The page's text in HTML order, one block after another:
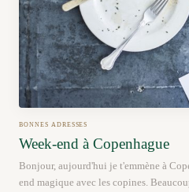
BONNES ADRESSES
Week-end à Copenhague
Bonjour, aujourd'hui je t'emmène à
end magique avec les copines.